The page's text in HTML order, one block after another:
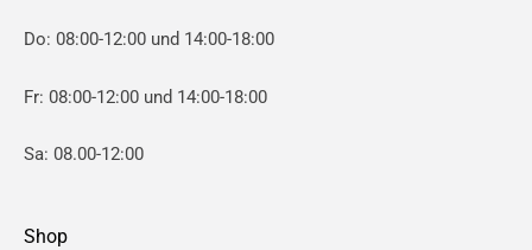
Do: 08:00-12:00 und 14:00-18:00
Fr: 08:00-12:00 und 14:00-18:00
Sa: 08.00-12:00
Shop